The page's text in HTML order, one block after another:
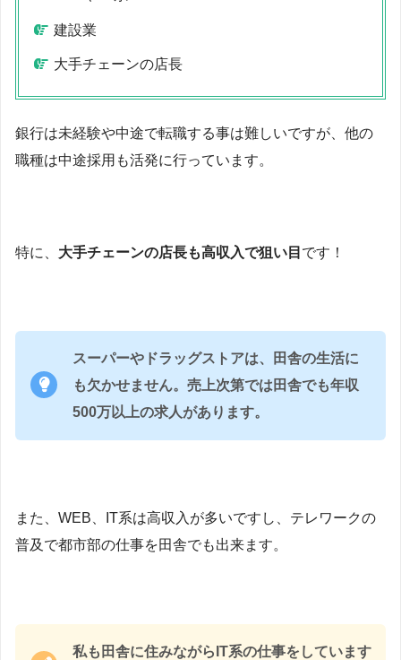
建設業
大手チェーンの店長
銀行は未経験や中途で転職する事は難しいですが、他の
職種は中途採用も活発に行っています。
特に、 大手チェーンの店長も高収入で狙い目 です！
スーパーやドラッグストアは、田舎の生活に
も欠かせません。売上次第では田舎でも年収
500万以上の求人があります。
また、WEB、IT系は高収入が多いですし、テレワークの
普及で都市部の仕事を田舎でも出来ます。
私も田舎に住みながらIT系の仕事をしています